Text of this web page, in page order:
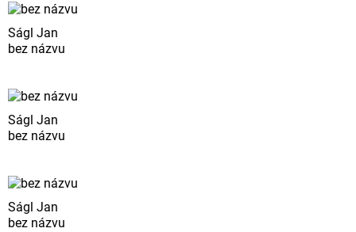
Ságl Jan
bez názvu
Ságl Jan
bez názvu
Ságl Jan
bez názvu